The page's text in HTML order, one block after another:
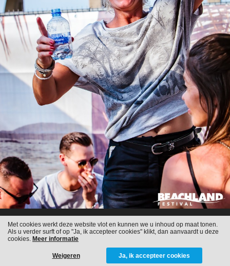
Met cookies werkt deze website vlot en kunnen we u inhoud op maat tonen.
Als u verder surft of op "Ja, ik accepteer cookies" klikt, dan aanvaardt u deze
cookies. Meer informatie
Weigeren Ja, ik accepteer cookies